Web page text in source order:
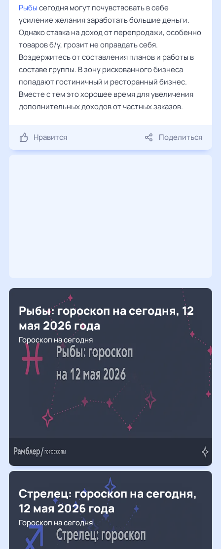
Рыбысегодня могут почувствовать в себе
усиление желания заработать большие деньги.
Однако ставка на доход от перепродажи, особенно
товаров б/у, грозит не оправдать себя.
Воздержитесь от составления планов и работы в
составе группы. В зону рискованного бизнеса
попадают гостиничный и ресторанный бизнес.
Вместе с тем это хорошее время для увеличения
дополнительных доходов от частных заказов.
Нравится Поделиться
Рыбы: гороскоп на сегодня, 12
мая 2026 года
Гороскоп на сегодня
Стрелец: гороскоп на сегодня,
12 мая 2026 года
Гороскоп на сегодня